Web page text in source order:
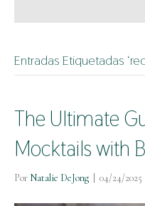
Entradas Etiquetadas
The Ultimate
Mocktails with
Por Natalie DeJong 04/24/2025